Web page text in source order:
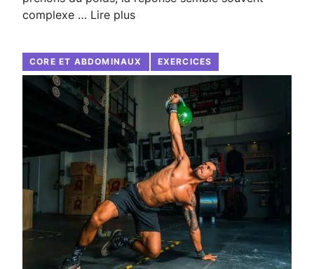
complexe … Lire plus
CORE ET ABDOMINAUX EXERCICES